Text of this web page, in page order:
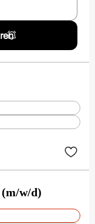
w/d)